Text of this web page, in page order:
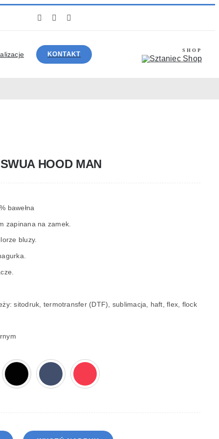
KONTAKT
SHOP
HOOD MAN
bawełna
zapinana na zamek.
bluzy.
sitodruk, termotransfer (DTF), sublimacja, haft, flex, flock